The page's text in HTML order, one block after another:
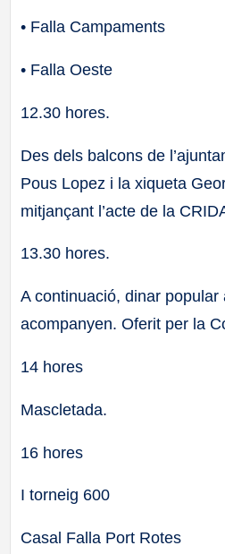
• Falla Campaments
• Falla Oeste
12.30 hores.
Des dels balcons de
Pous Lopez i la xiqueta
mitjançant l’acte de la
13.30 hores.
A continuació, dinar
acompanyen. Oferit per la
14 hores
Mascletada.
16 hores
I torneig 600
Casal Falla Port Rotes